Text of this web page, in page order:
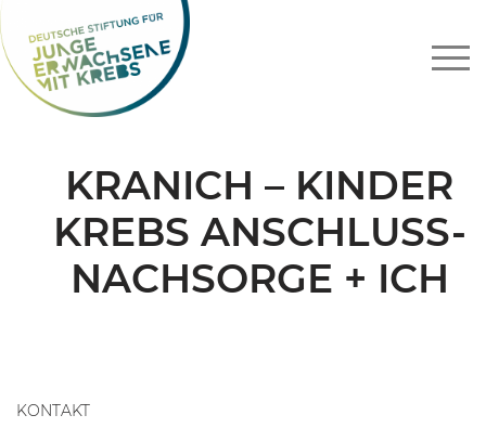
Zum
Inhalt
springen
KRANICH – KINDER
KREBS ANSCHLUSS-
NACHSORGE + ICH
KONTAKT